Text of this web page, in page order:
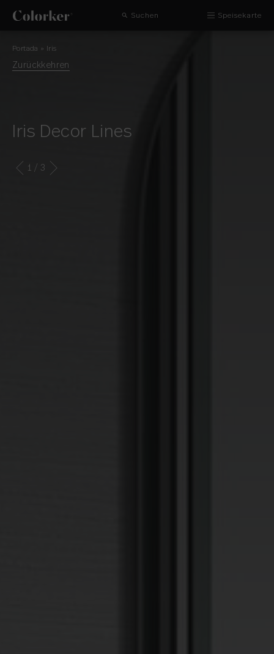
Suchen Speisekarte
Portada » Iris
Zurückkehren
Iris Decor Lines
1 / 3